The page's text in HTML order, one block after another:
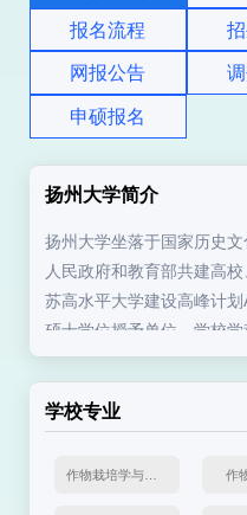
报名流程
网报公告
申硕报名
扬州大学简介
扬州大学坐落于国家历史
人民政府和教育部共建高
苏高水平大学建设高峰计划
硕士学位授予单位。学校
学、法学、教育学、文学
个本科专业，拥有国家级
学校专业
作物栽培学与耕作学 作